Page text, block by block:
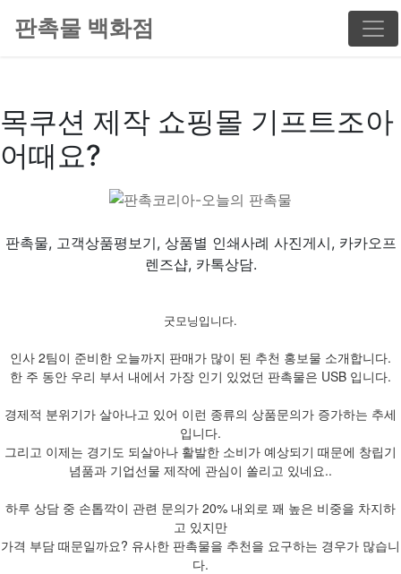
판촉물 백화점
목쿠션 제작 쇼핑몰 기프트조아
어때요?
판촉물, 고객상품평보기, 상품별 인쇄사례 사진게시, 카카오프
렌즈샵, 카톡상담.
굿모닝입니다.
인사 2팀이 준비한 오늘까지 판매가 많이 된 추천 홍보물 소개합니다.
한 주 동안 우리 부서 내에서 가장 인기 있었던 판촉물은 USB 입니다.
경제적 분위기가 살아나고 있어 이런 종류의 상품문의가 증가하는 추세
입니다.
그리고 이제는 경기도 되살아나 활발한 소비가 예상되기 때문에 창립기
념품과 기업선물 제작에 관심이 쏠리고 있네요..
하루 상담 중 손톱깍이 관련 문의가 20% 내외로 꽤 높은 비중을 차지하
고 있지만
가격 부담 때문일까요? 유사한 판촉물을 추천을 요구하는 경우가 많습니
다.